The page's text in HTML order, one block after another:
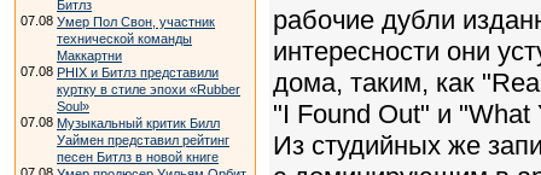
Битлз
07.08 Умер Пол Свон, участник
технической команды
Маккартни
07.08 PHIX и Битлз представили
куртку в стиле эпохи «Rubber
Soul»
07.08 Музыкальный критик Билл
Уаймен представил рейтинг
песен Битлз в новой книге
рабочие дубли
интересности они
дома, таким, как
"I Found Out" и "What
Из студийных же